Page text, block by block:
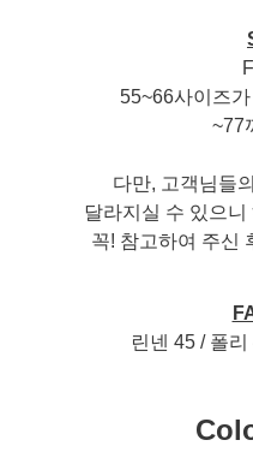
55~66사이즈
~77
다만, 고객님들
달라지실 수 있으
꼭! 참고하여 주신
린넨 45 / 폴